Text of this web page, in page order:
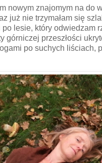
nowym znajomym na do
już nie trzymałam się
po lesie, który odwiedzam
górniczej przeszłości
po suchych liściach,